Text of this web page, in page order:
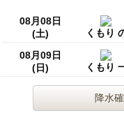
08月08日
(土)
くもり
08月09日
(日)
くもり
降水